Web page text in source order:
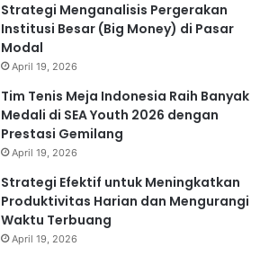
Strategi Menganalisis Pergerakan
Institusi Besar (Big Money) di Pasar
Modal
April 19, 2026
Tim Tenis Meja Indonesia Raih Banyak
Medali di SEA Youth 2026 dengan
Prestasi Gemilang
April 19, 2026
Strategi Efektif untuk Meningkatkan
Produktivitas Harian dan Mengurangi
Waktu Terbuang
April 19, 2026